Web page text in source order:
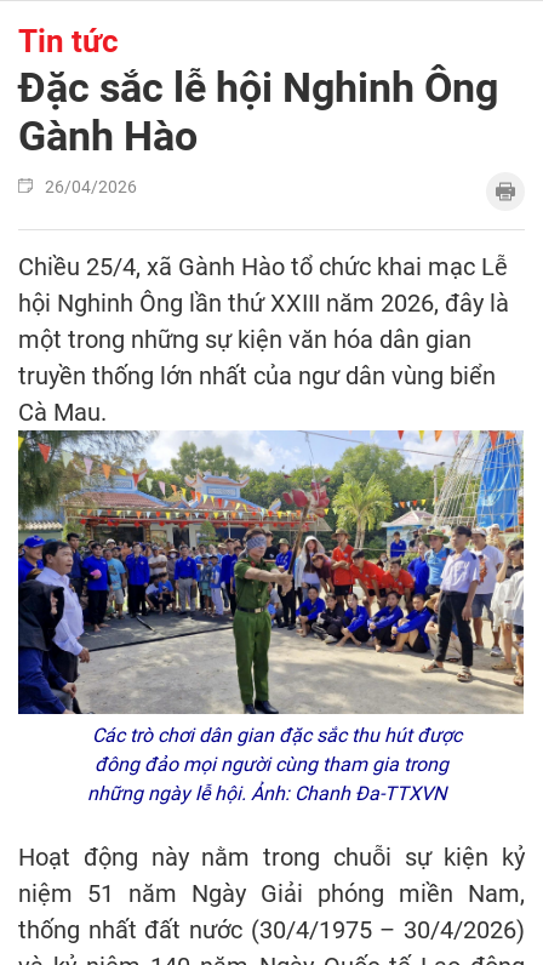
Tin tức
Đặc sắc lễ hội Nghinh Ông
Gành Hào
26/04/2026
Chiều 25/4, xã Gành Hào tổ chức khai mạc Lễ
hội Nghinh Ông lần thứ XXIII năm 2026, đây là
một trong những sự kiện văn hóa dân gian
truyền thống lớn nhất của ngư dân vùng biển
Cà Mau.
Các trò chơi dân gian đặc sắc thu hút được
đông đảo mọi người cùng tham gia trong
những ngày lễ hội. Ảnh: Chanh Đa-TTXVN
Hoạt động này nằm trong chuỗi sự kiện kỷ
niệm 51 năm Ngày Giải phóng miền Nam,
thống nhất đất nước (30/4/1975 – 30/4/2026)